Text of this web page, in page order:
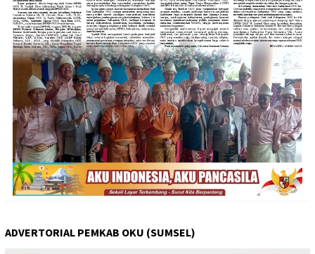
ADVERTORIAL PEMKAB OKU (SUMSEL)